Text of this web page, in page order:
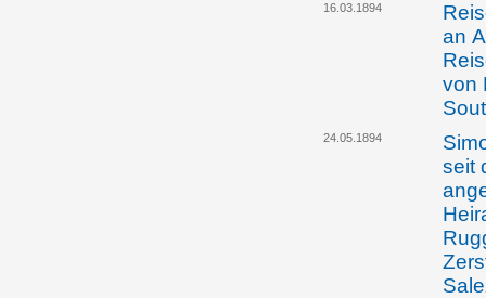
16.03.1894
an
von
24.05.1894
seit